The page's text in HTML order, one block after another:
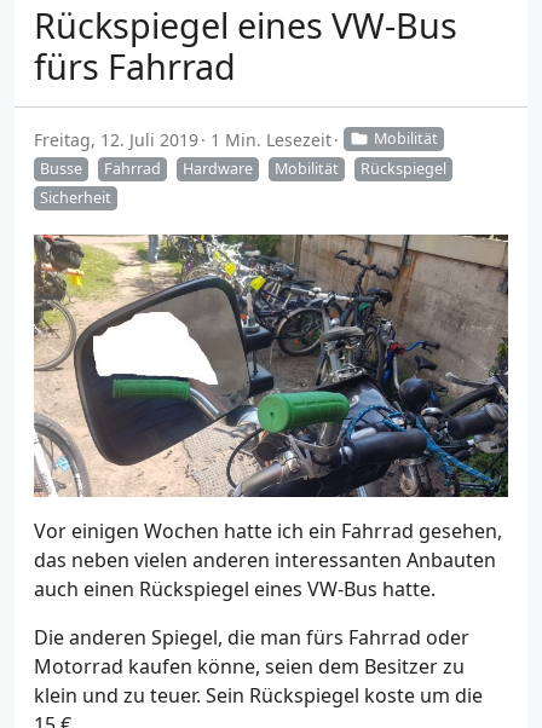
Rückspiegel eines VW-Bus
fürs Fahrrad
Freitag, 12. Juli 2019 1 Min. Lesezeit
Mobilität
Busse
Fahrrad Hardware Mobilität
Rückspiegel
Sicherheit
Vor einigen Wochen hatte ich ein Fahrrad gesehen,
das neben vielen anderen interessanten Anbauten
auch einen Rückspiegel eines VW-Bus hatte.
Die anderen Spiegel, die man fürs Fahrrad oder
Motorrad kaufen könne, seien dem Besitzer zu
klein und zu teuer. Sein Rückspiegel koste um die